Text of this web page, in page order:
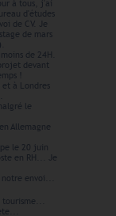
à tous, j'ai
d'études
de CV. Je
de mars
de 24H.
devant
!
à Londres
le
Allemagne
le 20 juin
en RH... Je
envoi...